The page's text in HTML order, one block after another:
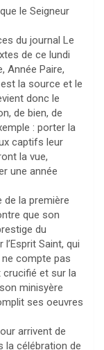
le Seigneur
du journal Le
de ce lundi
Année Paire,
est la source et le
donc le
de bien, de
: porter la
captifs leur
la vue,
une année
de la première
que son
du
Saint, qui
ne compte pas
crucifié et sur la
minisyère
ses oeuvres
arrivent de
la célébration de